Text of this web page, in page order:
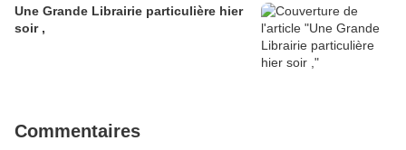
Une Grande Librairie particulière hier
soir ,
Commentaires